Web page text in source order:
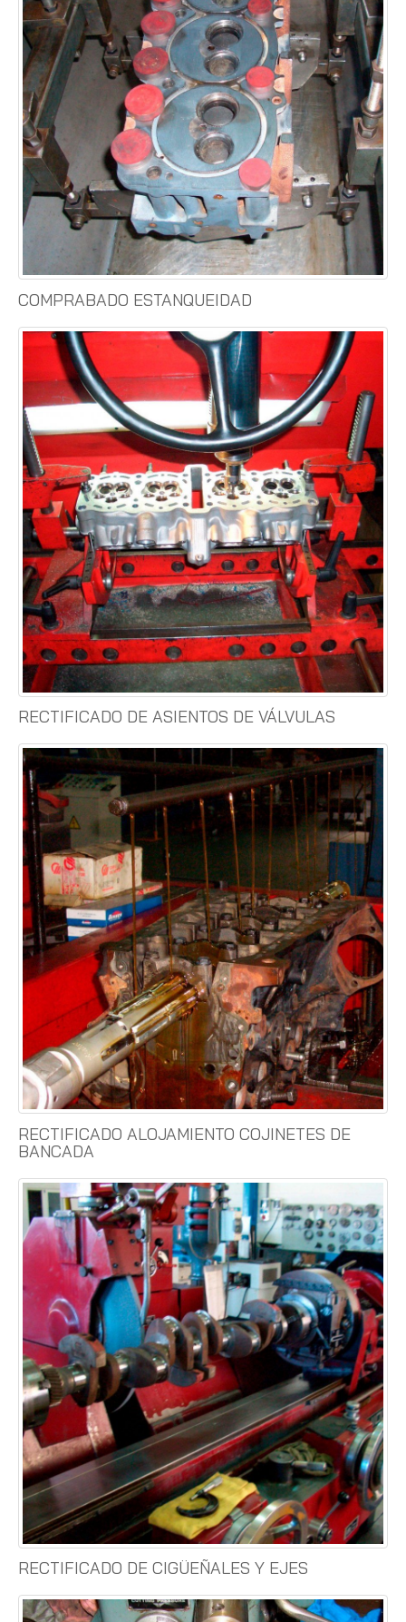
COMPRABADO ESTANQUEIDAD
RECTIFICADO DE ASIENTOS DE VÁLVULAS
RECTIFICADO ALOJAMIENTO COJINETES DE
BANCADA
RECTIFICADO DE CIGÜEÑALES Y EJES